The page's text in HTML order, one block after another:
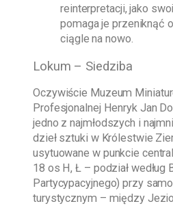
reinterpretacji, jako
pomaga je przeniknąć
ciągle na nowo.
Lokum – Siedziba
Oczywiście Muzeum
Profesjonalnej Henryk Jan
jedno z najmłodszych i
dzieł sztuki w Królestwie
usytuowane w punkcie
18 os H, Ł – podział według
Partycypacyjnego) przy
turystycznym – między